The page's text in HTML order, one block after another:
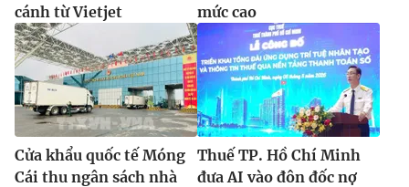
cánh từ Vietjet
mức cao
Cửa khẩu quốc tế Móng
Cái thu ngân sách nhà
Thuế TP. Hồ Chí Minh
đưa AI vào đôn đốc nợ